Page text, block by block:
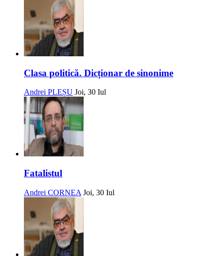
Clasa politică. Dicționar de sinonime
Andrei PLEȘU Joi, 30 Iul
Fatalistul
Andrei CORNEA Joi, 30 Iul